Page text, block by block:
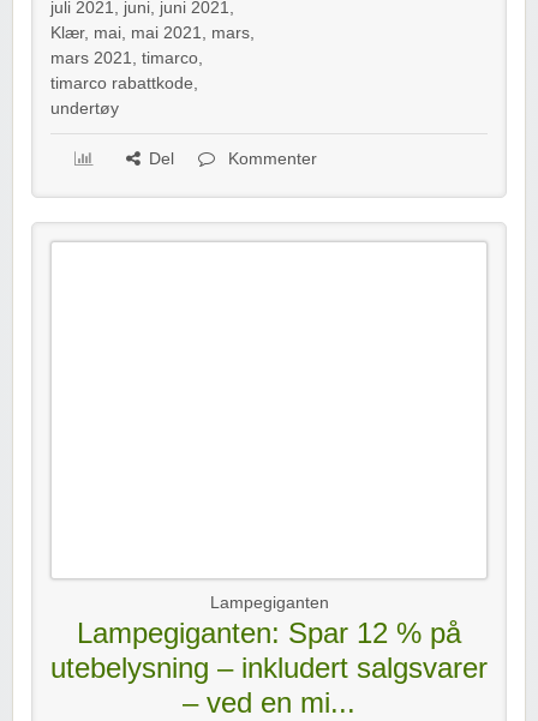
juli 2021, juni, juni 2021,
Klær, mai, mai 2021, mars,
mars 2021, timarco,
timarco rabattkode,
undertøy
Del Kommenter
Lampegiganten
Lampegiganten: Spar 12 % på
utebelysning – inkludert salgsvarer
– ved en mi...